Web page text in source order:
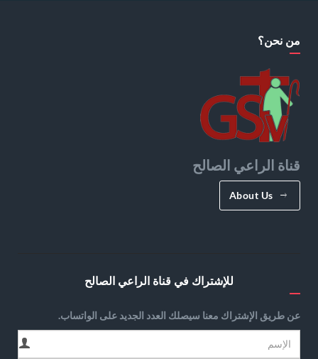
من نحن؟
قناة الراعي الصالح
About Us
للإشتراك في قناة الراعي الصالح
عن طريق الإشتراك معنا سيصلك العدد الجديد على الواتساب.